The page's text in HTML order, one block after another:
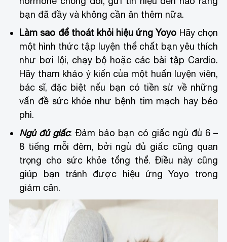
bạn đã đầy và không cần ăn thêm nữa.
Làm sao để thoát khỏi hiệu ứng Yoyo Hãy chọn
một hình thức tập luyện thể chất bạn yêu thích
như bơi lội, chạy bộ hoặc các bài tập Cardio.
Hãy tham khảo ý kiến của một huấn luyện viên,
bác sĩ, đặc biệt nếu bạn có tiền sử về những
vấn đề sức khỏe như bệnh tim mạch hay béo
phì.
Ngủ đủ giấc: Đảm bảo bạn có giấc ngủ đủ 6 –
8 tiếng mỗi đêm, bởi ngủ đủ giấc cũng quan
trọng cho sức khỏe tổng thể. Điều này cũng
giúp bạn tránh được hiệu ứng Yoyo trong
giảm cân.